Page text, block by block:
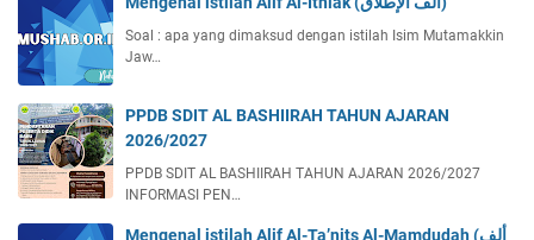
Soal : apa yang dimaksud dengan istilah Isim Mutamakkin
Jaw…
PPDB SDIT AL BASHIIRAH TAHUN AJARAN
2026/2027
PPDB SDIT AL BASHIIRAH TAHUN AJARAN 2026/2027
INFORMASI PEN…
Mengenal istilah Alif Al-Ta’nits Al-Mamdudah (ألف